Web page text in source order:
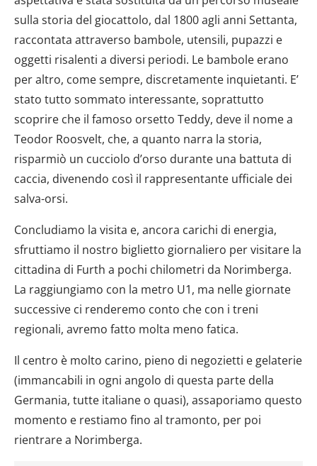
Utilizziamo i cookie per personalizzare contenuti ed
annunci, per fornire funzionalità dei social media e per
analizzare il nostro traffico. Condividiamo inoltre
informazioni sul modo in cui utilizzi il nostro sito con i
nostri partner che si occupano di analisi dei dati web,
pubblicità e social media, i quali potrebbero combinarle
con altre informazioni che hai fornito loro o che hanno
raccolto dal tuo utilizzo dei loro servizi.
sulla storia del giocattolo, dal 1800 agli anni Settanta,
raccontata attraverso bambole, utensili, pupazzi e
oggetti risalenti a diversi periodi. Le bambole erano
per altro, come sempre, discretamente inquietanti. E’
stato tutto sommato interessante, soprattutto
scoprire che il famoso orsetto Teddy, deve il nome a
Teodor Roosvelt, che, a quanto narra la storia,
risparmiò un cucciolo d’orso durante una battuta di
caccia, divenendo così il rappresentante ufficiale dei
salva-orsi.
Concludiamo la visita e, ancora carichi di energia,
sfruttiamo il nostro biglietto giornaliero per visitare la
cittadina di Furth a pochi chilometri da Norimberga.
La raggiungiamo con la metro U1, ma nelle giornate
successive ci renderemo conto che con i treni
regionali, avremo fatto molta meno fatica.
Il centro è molto carino, pieno di negozietti e gelaterie
(immancabili in ogni angolo di questa parte della
Germania, tutte italiane o quasi), assaporiamo questo
momento e restiamo fino al tramonto, per poi
rientrare a Norimberga.